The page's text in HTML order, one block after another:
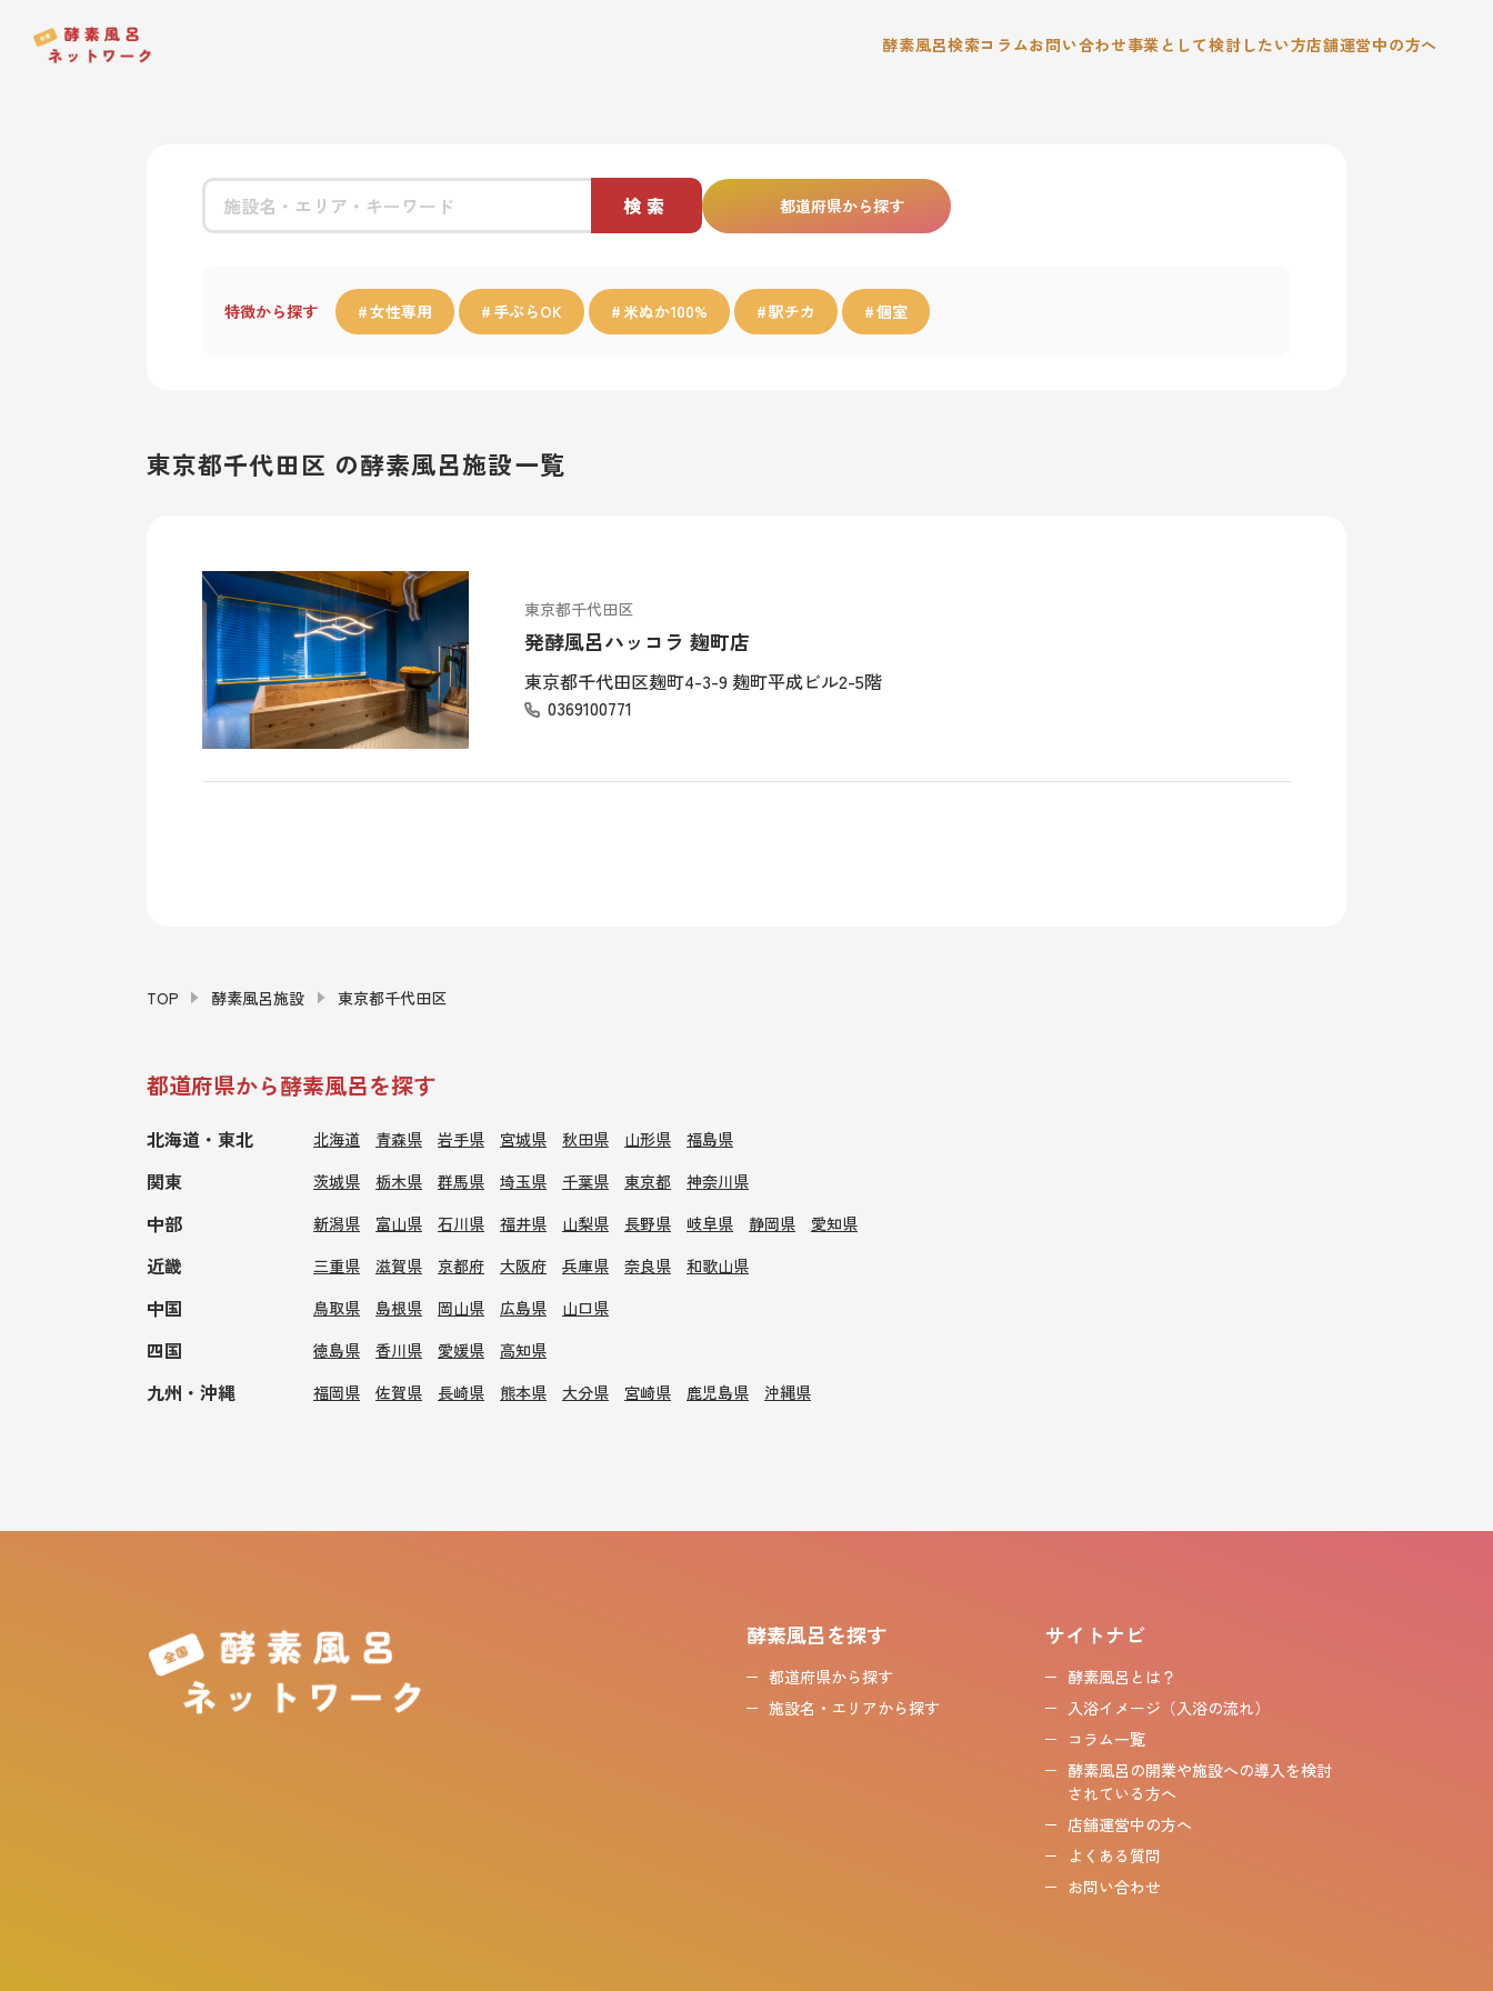
酵素風呂検索コラムお問い合わせ事業として検討したい方店舗運営中の方へ
検索 都道府県から探す
特徴から探す 女性専用 手ぶらOK 米ぬか100% 駅チカ 個室
東京都千代田区 の酵素風呂施設一覧
東京都千代田区
発酵風呂ハッコラ 麹町店
東京都千代田区麹町4-3-9 麹町平成ビル2-5階
0369100771
TOP 酵素風呂施設 東京都千代田区
都道府県から酵素風呂を探す
北海道・東北 北海道 青森県 岩手県 宮城県 秋田県 山形県 福島県
関東 茨城県 栃木県 群馬県 埼玉県 千葉県 東京都 神奈川県
中部 新潟県 富山県 石川県 福井県 山梨県 長野県 岐阜県 静岡県 愛知県
近畿 三重県 滋賀県 京都府 大阪府 兵庫県 奈良県 和歌山県
中国 鳥取県 島根県 岡山県 広島県 山口県
四国 徳島県 香川県 愛媛県 高知県
九州・沖縄 福岡県 佐賀県 長崎県 熊本県 大分県 宮崎県 鹿児島県 沖縄県
酵素風呂を探す
都道府県から探す
施設名・エリアから探す
サイトナビ
酵素風呂とは？
入浴イメージ（入浴の流れ）
コラム一覧
酵素風呂の開業や施設への導入を検討
されている方へ
店舗運営中の方へ
よくある質問
お問い合わせ